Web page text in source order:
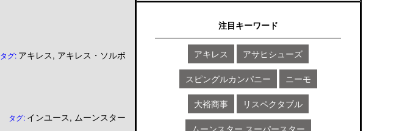
タグ: アキレス, アキレス・ソルボ
タグ: インユース, ムーンスター
注目キーワード
アキレス アサヒシューズ
スピングルカンパニー ニーモ
大裕商事 リスペクタブル
ムーンスター スーパースター